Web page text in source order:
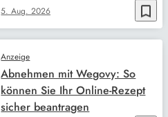
bookmark_border
5. Aug. 2026
Anzeige
Abnehmen mit Wegovy: So
können Sie Ihr Online-Rezept
sicher beantragen